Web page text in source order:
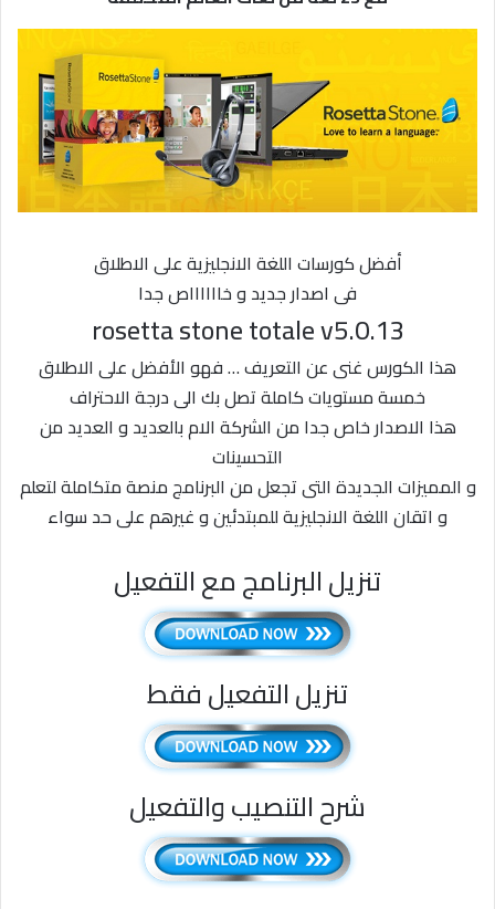
أفضل كورسات اللغة الانجليزية على الاطلاق
فى اصدار جديد و خااااااص جدا
rosetta stone totale v5.0.13
هذا الكورس غنى عن التعريف … فهو الأفضل على الاطلاق
خمسة مستويات كاملة تصل بك الى درجة الاحتراف
هذا الاصدار خاص جدا من الشركة الام بالعديد و العديد من
التحسينات
و المميزات الجديدة التى تجعل من البرنامج منصة متكاملة لتعلم
و اتقان اللغة الانجليزية للمبتدئين و غيرهم على حد سواء
تنزيل البرنامج مع التفعيل
تنزيل التفعيل فقط
شرح التنصيب والتفعيل